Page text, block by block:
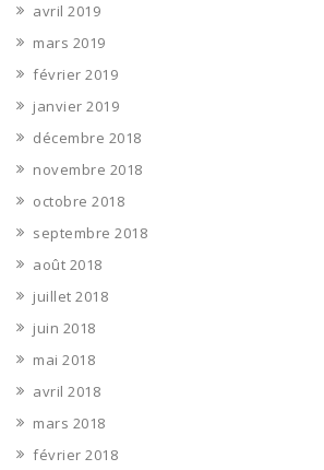
avril 2019
mars 2019
février 2019
janvier 2019
décembre 2018
novembre 2018
octobre 2018
septembre 2018
août 2018
juillet 2018
juin 2018
mai 2018
avril 2018
mars 2018
février 2018